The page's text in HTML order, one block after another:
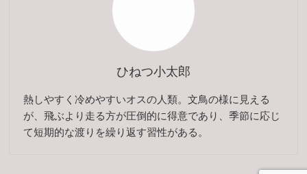
ひねつ小太郎
熱しやすく冷めやすいオスの人類。文鳥の様に見える
が、飛ぶより走る方が圧倒的に得意であり、季節に応じ
て短期的な渡りを繰り返す習性がある。